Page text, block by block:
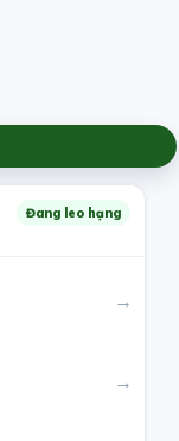
Đang leo hạng
→
→